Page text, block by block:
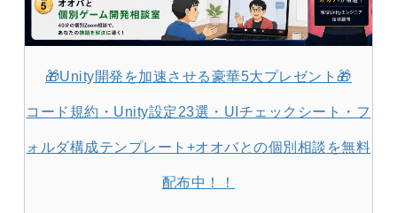
🎁Unity開発を加速させる豪華5大プレゼント🎁
コード規約・Unity設定23選・UIチェックシート・フ
ォルダ構成テンプレート+オオバとの個別相談を無料
配布中！！